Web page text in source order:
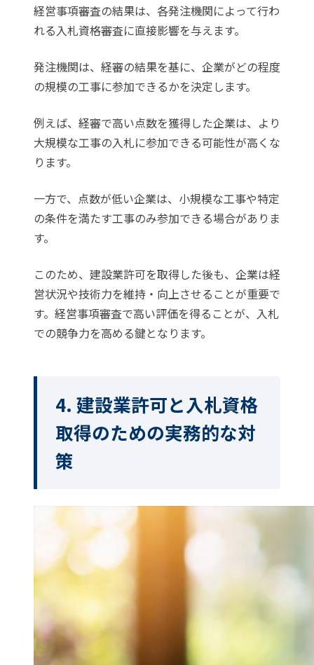
経営事項審査の結果は、各発注機関によって行わ
れる入札資格審査に直接影響を与えます。
発注機関は、経審の結果を基に、企業がどの程度
の規模の工事に参加できるかを決定します。
例えば、経審で高い点数を獲得した企業は、より
大規模な工事の入札に参加できる可能性が高くな
ります。
一方で、点数が低い企業は、小規模な工事や特定
の条件を満たす工事のみ参加できる場合がありま
す。
このため、建設業許可を取得した後も、企業は経
営状況や技術力を維持・向上させることが重要で
す。経営事項審査で高い評価を得ることが、入札
での競争力を高める鍵となります。
4. 建設業許可と入札資格
取得のための実務的な対
策